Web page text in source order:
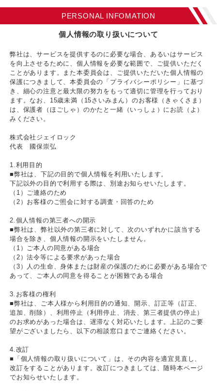
PERSONAL INFOMATION
個人情報の取り扱いについて
弊社は、サービスを提供するのに必要な場合、あるいはサービス
を向上させるために、個人情報を必要な範囲で、ご提供いただく
ことがあります。また本委員会は、ご提供いただいた個人情報の
保護につきまして、本委員会の「プライバシーポリシー」に基づ
き、細心の注意と最大限の努力をもって適切に管理を行っており
ます。なお、15歳未満（15さいみまん）のお客様（きゃくさま）
は、保護者（ほごしゃ）のかたと一緒（いっしょ）にお読（よ）
みください。
株式会社ジェイロック
代表 國保崇弘
1.利用目的
■弊社は、下記の目的で個人情報を利用いたします。
下記以外の目的で利用する際は、別途お知らせいたします。
（1）ご連絡のため
（2）お客様のご照会に対する調査・回答のため
2.個人情報の第三者への開示
■弊社は、弊社以外の第三者に対して、次のいずれかに該当する
場合を除き、個人情報の開示をいたしません。
（1）ご本人の同意がある場合
（2）法令等による要求があった場合
（3）人の生命、身体または財産の保護のために必要がある場合で
あって、ご本人の同意を得ることが困難である場合
3.お客様の権利
■弊社は、ご本人様から利用目的の通知、開示、訂正等（訂正、
追加、削除）、利用停止（利用停止、消去、第三者提供の停止）
のお求めがあった場合は、遅滞なく対応いたします。上記のご要
望がございましたら、以下の相談窓口までご連絡ください。
4.改訂
■「個人情報の取り扱いについて」は、その内容を適宜見直し、
改訂をすることがあります。改訂につきましては、随時本ページ
でお知らせいたします。